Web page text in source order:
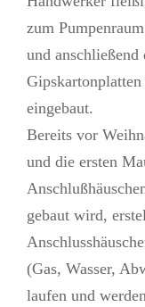
zum
und
Gipskartonplatten
eingebaut.
Bereits vor
und die ersten
gebaut wird,
(Gas, Wasser,
laufen und